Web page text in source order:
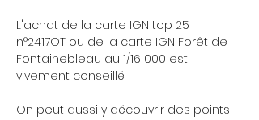
L'achat de la carte IGN top 25
n°2417OT ou de la carte IGN Forêt de
Fontainebleau au 1/16 000 est
vivement conseillé.
On peut aussi y découvrir des points